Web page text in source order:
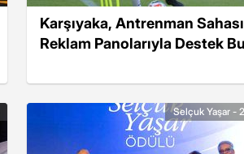
Karşıyaka, Antrenman
Reklam Panolarıyla Destek
Selçuk Yaşar -